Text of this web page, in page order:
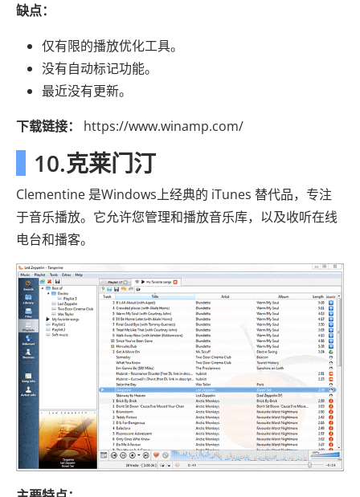
缺点：
仅有限的播放优化工具。
没有自动标记功能。
最近没有更新。
下载链接：
https://www.winamp.com/
10.克莱门汀
Clementine 是Windows上经典的 iTunes 替代品，专注
于音乐播放。它允许您管理和播放音乐库，以及收听在线
电台和播客。